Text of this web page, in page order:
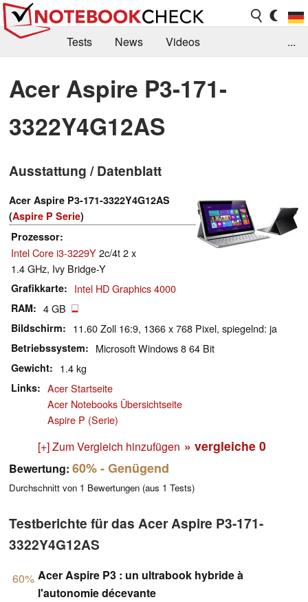
Tests News
Videos
Kaufberatung
Deals Suche
Jobs
Forum
...
Acer Aspire P3-171-
3322Y4G12AS
Ausstattung / Datenblatt
Acer Aspire P3-171-3322Y4G12AS
(Aspire P Serie)
Prozessor
Intel Core i3-3229Y2c/4t 2 x
1.4 GHz, Ivy Bridge-Y
Grafikkarte Intel HD Graphics 4000
RAM 4 GB
Bildschirm 11.60 Zoll 16:9, 1366 x 768 Pixel, spiegelnd: ja
Betriebssystem Microsoft Windows 8 64 Bit
Gewicht 1.4 kg
Links
Acer Startseite
Acer Notebooks Übersichtseite
Aspire P (Serie)
[+] Zum Vergleich hinzufügen » vergleiche 0
Bewertung: 60%- Genügend
Durchschnitt von 1 Bewertungen (aus 1 Tests)
Testberichte für das Acer Aspire P3-171-
3322Y4G12AS
60% Acer Aspire P3 : un ultrabook hybride à
l'autonomie décevante